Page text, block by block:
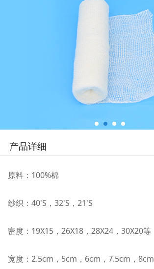
产品详细
原料：100%棉
纱织：40'S ， 32'S ， 21'S
密度：19X15， 26X18， 28X24， 30X20等
宽度：2.5cm，5cm ， 6cm ， 7.5cm ， 8cm